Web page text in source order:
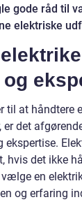
gode råd til
elektriske
til at håndtere
er det
ekspertise.
hvis det ikke
en
og erfaring